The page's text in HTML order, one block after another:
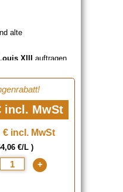
alte
XIII auftragen.
incl. MwSt
€ incl. MwSt
€/L )
+